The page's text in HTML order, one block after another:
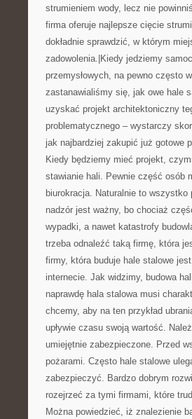
strumieniem wody, lecz nie
firma oferuje najlepsze cięcie
dokładnie sprawdzić, w którym
zadowolenia.|Kiedy jedziemy
przemysłowych, na pewno często
zastanawialiśmy się, jak owe hale
uzyskać projekt architektoniczny
problematycznego – wystarczy
jak najbardziej zakupić już gotowe
Kiedy będziemy mieć projekt,
stawianie hali. Pewnie część osób
biurokracja. Naturalnie to
nadzór jest ważny, bo chociaż
wypadki, a nawet katastrofy
trzeba odnaleźć taką firmę, która
firmy, która buduje hale stalowe
internecie. Jak widzimy, budowa
naprawdę hala stalowa musi
chcemy, aby na ten przykład
upływie czasu swoją wartość.
umiejętnie zabezpieczone. Przed
pożarami. Często hale stalowe
zabezpieczyć. Bardzo dobrym
rozejrzeć za tymi firmami, które
Można powiedzieć, iż znalezienie